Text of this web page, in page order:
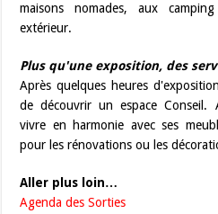
maisons nomades, aux
extérieur.
Plus qu'une exposition, des
Après quelques heures
de découvrir un espace Conseil.
vivre en harmonie avec ses
pour les rénovations ou les
Aller plus loin…
Agenda des Sorties